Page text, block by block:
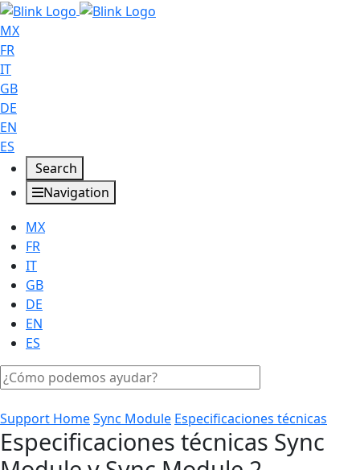
MX
FR
IT
GB
DE
EN
ES
Search
Navigation
MX
FR
IT
GB
DE
EN
ES
Support HomeSync Module Especificaciones técnicas
Especificaciones técnicas Sync